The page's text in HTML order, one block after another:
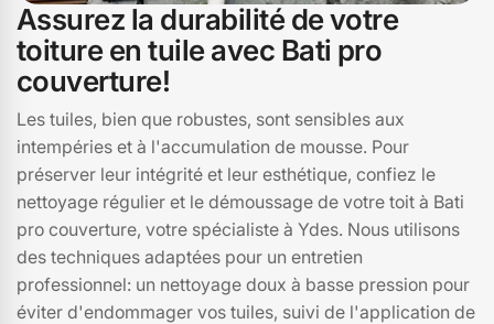
Assurez la durabilité de votre
toiture en tuile avec Bati pro
couverture!
Les tuiles, bien que robustes, sont sensibles aux
intempéries et à l'accumulation de mousse. Pour
préserver leur intégrité et leur esthétique, confiez le
nettoyage régulier et le démoussage de votre toit à Bati
pro couverture, votre spécialiste à Ydes. Nous utilisons
des techniques adaptées pour un entretien
professionnel: un nettoyage doux à basse pression pour
éviter d'endommager vos tuiles, suivi de l'application de